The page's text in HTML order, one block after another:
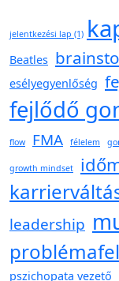
jelentkezési lap (1)
Beatles
esélyegyenlőség
fejlődő
flow FMA félelem
growth mindset
leadership
pszichopata vezető